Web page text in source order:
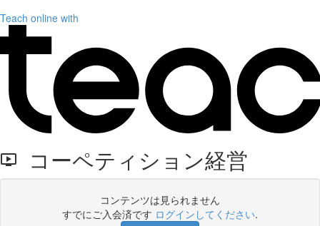
Teach online with
コーペティション経営
コンテンツは見られません
すでにご入会済です ログインしてください.